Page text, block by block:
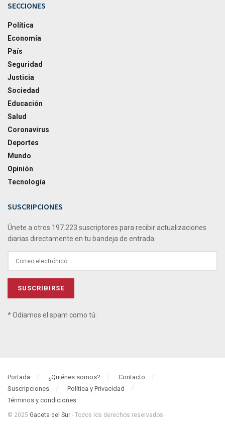
SECCIONES
Política
Economía
País
Seguridad
Justicia
Sociedad
Educación
Salud
Coronavirus
Deportes
Mundo
Opinión
Tecnología
SUSCRIPCIONES
Únete a otros 197.223 suscriptores para recibir actualizaciones
diarias directamente en tu bandeja de entrada.
* Odiamos el spam como tú.
Portada ¿Quiénes somos?
Contacto
Suscripciones
Política y Privacidad
Términos y condiciones
© 2025 Gaceta del Sur - Todos los derechos reservados